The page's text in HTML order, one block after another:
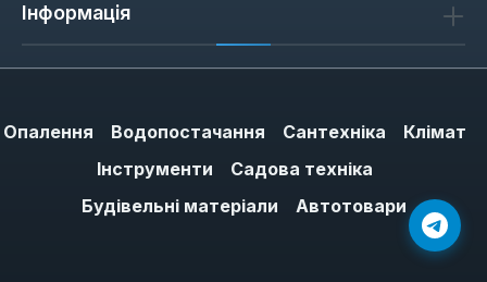
Використання якісних матеріалів, таких
як мідні теплообмінники, та суворий
контроль на всіх етапах виробництва
пристроїв.
Безпека експлуатації:
Кожна газова
системою безпеки, що включає
контроль полум'я, захист від перегріву,
Інформація
Опалення Водопостачання Сантехніка
Клімат
Інструменти
Садова техніка
Будівельні матеріали
Автотовари